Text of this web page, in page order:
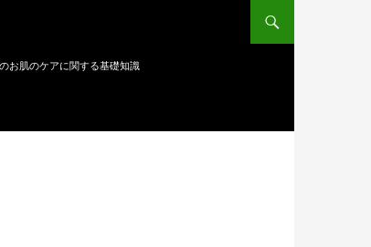
お肌のケアに関する基礎知識